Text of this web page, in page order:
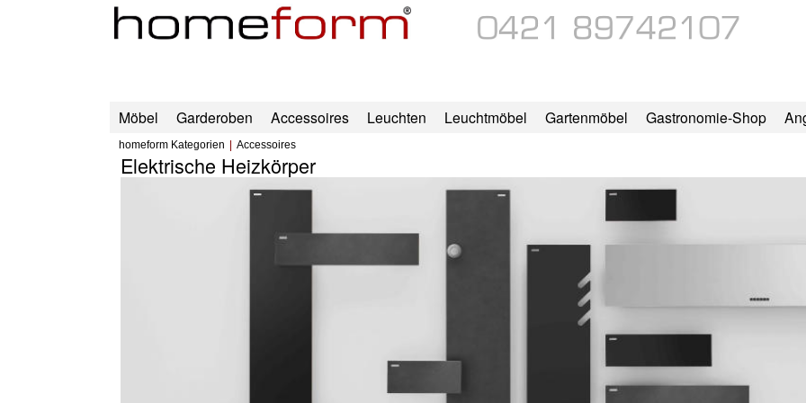
Möbel Garderoben Accessoires Leuchten Leuchtmöbel Gartenmöbel Gastronomie-Shop
homeform Kategorien Accessoires
Elektrische Heizkörper